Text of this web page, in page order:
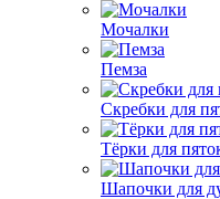
Мочалки
Пемза
Скребки для
Тёрки для
Шапочки для